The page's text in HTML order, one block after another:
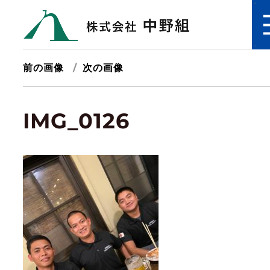
前の画像 次の画像
IMG_0126